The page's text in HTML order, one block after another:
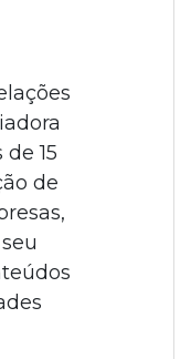
15
de